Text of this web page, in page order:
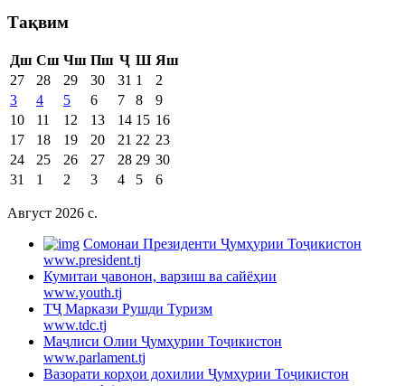
Тақвим
Дш Сш Чш Пш Ҷ Ш Яш
27
28 29 30 31 1
2
3
4 5 6 7 8
9
10
11 12 13 14 15 16
17
18 19 20 21 22 23
24
25 26 27 28 29 30
31
1 2 3 4 5 6
Август 2026 c.
Cомонаи Президенти Ҷумҳурии Тоҷикистон
www.president.tj
Кумитаи ҷавонон, варзиш ва сайёҳии
www.youth.tj
ТҶ Маркази Рушди Туризм
www.tdc.tj
Маҷлиси Олии Ҷумҳурии Тоҷикистон
www.parlament.tj
Вазорати корҳои дохилии Ҷумҳурии Тоҷикистон